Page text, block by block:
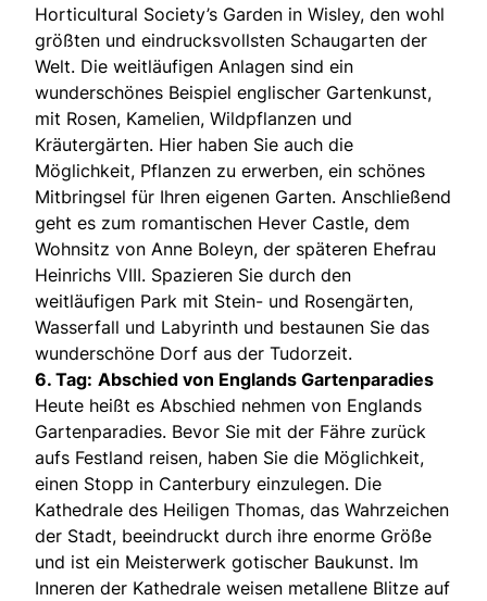
Horticultural Society’s Garden in Wisley, den wohl
größten und eindrucksvollsten Schaugarten der
Welt. Die weitläufigen Anlagen sind ein
wunderschönes Beispiel englischer Gartenkunst,
mit Rosen, Kamelien, Wildpflanzen und
Kräutergärten. Hier haben Sie auch die
Möglichkeit, Pflanzen zu erwerben, ein schönes
Mitbringsel für Ihren eigenen Garten. Anschließend
geht es zum romantischen Hever Castle, dem
Wohnsitz von Anne Boleyn, der späteren Ehefrau
Heinrichs VIII. Spazieren Sie durch den
weitläufigen Park mit Stein- und Rosengärten,
Wasserfall und Labyrinth und bestaunen Sie das
wunderschöne Dorf aus der Tudorzeit.
6. Tag: Abschied von Englands Gartenparadies
Heute heißt es Abschied nehmen von Englands
Gartenparadies. Bevor Sie mit der Fähre zurück
aufs Festland reisen, haben Sie die Möglichkeit,
einen Stopp in Canterbury einzulegen. Die
Kathedrale des Heiligen Thomas, das Wahrzeichen
der Stadt, beeindruckt durch ihre enorme Größe
und ist ein Meisterwerk gotischer Baukunst. Im
Inneren der Kathedrale weisen metallene Blitze auf